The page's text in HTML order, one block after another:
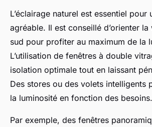
L’éclairage naturel est essentiel pour
agréable. Il est conseillé d’orienter
sud pour profiter au maximum de la
L’utilisation de fenêtres à double
isolation optimale tout en laissant
Des stores ou des volets intelligents
la luminosité en fonction des besoins.
Par exemple, des fenêtres